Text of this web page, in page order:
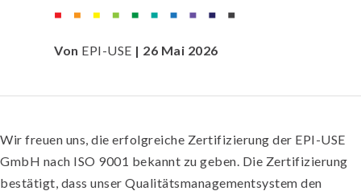
Von EPI-USE | 26 Mai 2026
Wir freuen uns, die erfolgreiche Zertifizierung der EPI-USE
GmbH nach ISO 9001 bekannt zu geben. Die Zertifizierung
bestätigt, dass unser Qualitätsmanagementsystem den